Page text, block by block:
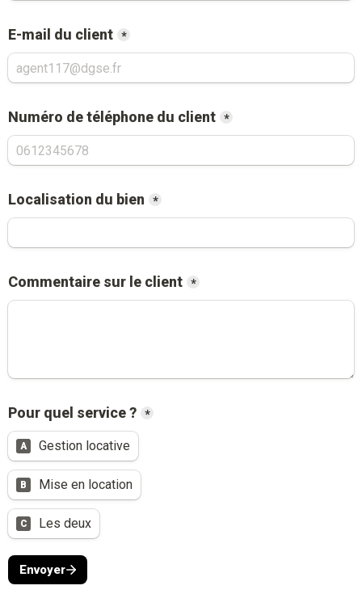
E-mail du client *
Numéro de téléphone du client *
Localisation du bien *
Commentaire sur le client *
Pour quel service ? *
A Gestion locative
B Mise en location
C Les deux
Envoyer